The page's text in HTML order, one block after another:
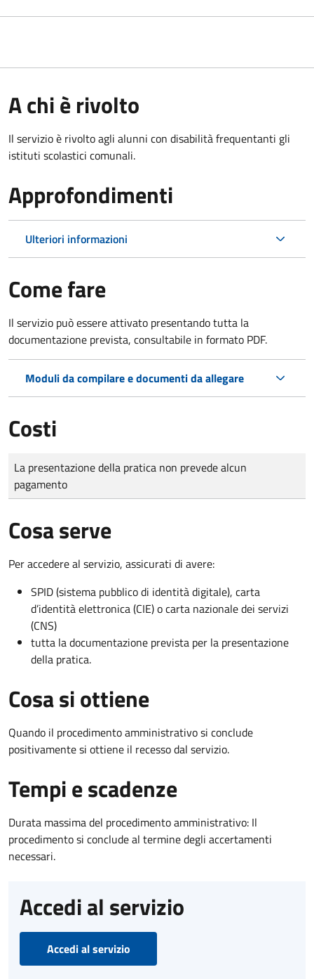
A chi è rivolto
Il servizio è rivolto agli alunni con disabilità frequentanti gli
istituti scolastici comunali.
Approfondimenti
Ulteriori informazioni
Come fare
Il servizio può essere attivato presentando tutta la
documentazione prevista, consultabile in formato PDF.
Moduli da compilare e documenti da allegare
Costi
Tipo di pagamento
Importo
La presentazione della pratica non prevede alcun
pagamento
Cosa serve
Per accedere al servizio, assicurati di avere:
SPID (sistema pubblico di identità digitale), carta
d’identità elettronica (CIE) o carta nazionale dei servizi
(CNS)
tutta la documentazione prevista per la presentazione
della pratica.
Cosa si ottiene
Quando il procedimento amministrativo si conclude
positivamente si ottiene il recesso dal servizio.
Tempi e scadenze
Durata massima del procedimento amministrativo: Il
procedimento si conclude al termine degli accertamenti
necessari.
Accedi al servizio
Accedi al servizio